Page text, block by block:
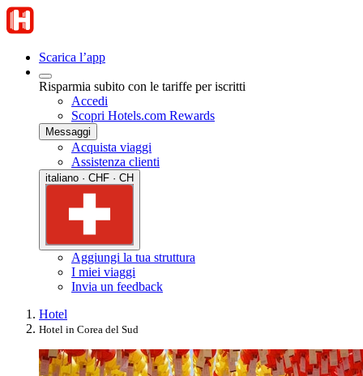
Scarica l’app
Risparmia subito con le tariffe per iscritti
Accedi
Scopri Hotels.com Rewards
Messaggi
Acquista viaggi
Assistenza clienti
italiano · CHF · CH
Aggiungi la tua struttura
I miei viaggi
Invia un feedback
Hotel
Hotel in Corea del Sud